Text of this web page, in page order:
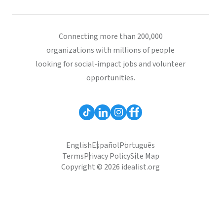
Connecting more than 200,000
organizations with millions of people
looking for social-impact jobs and volunteer
opportunities.
EnglishEspañolPortuguês
TermsPrivacy PolicySite Map
Copyright © 2026 idealist.org